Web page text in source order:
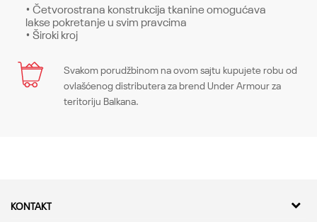
• Četvorostrana konstrukcija tkanine omogućava
lakse pokretanje u svim pravcima
• Široki kroj
Karakteristika
Kategorija
CO
Ime/Nadimak
Svakom porudžbinom na ovom sajtu kupujete robu od
ovlašćenog distributera za brend Under Armour za
teritoriju Balkana.
KONTAKT